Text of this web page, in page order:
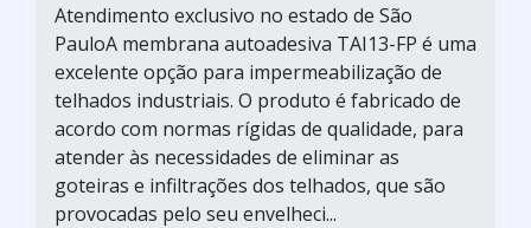
Atendimento exclusivo no estado de São
PauloA membrana autoadesiva TAI13-FP é uma
excelente opção para impermeabilização de
telhados industriais. O produto é fabricado de
acordo com normas rígidas de qualidade, para
atender às necessidades de eliminar as
goteiras e infiltrações dos telhados, que são
provocadas pelo seu envelheci...